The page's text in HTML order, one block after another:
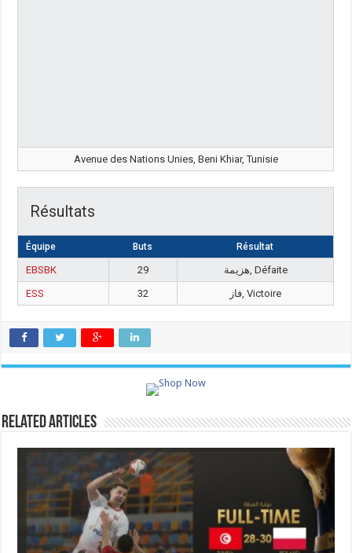
Avenue des Nations Unies, Beni Khiar, Tunisie
Résultats
Équipe Buts Résultat
EBSBK 29
هزيمة, Défaite
ESS
32 فاز, Victoire
Related Articles